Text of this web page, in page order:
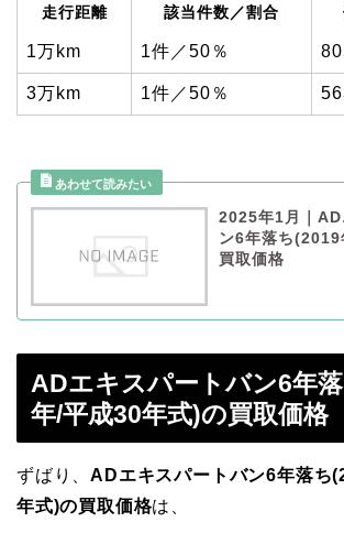
走行距離 該当件数／割合
1万km 1件／50％
3万km 1件／50％
2025年1月｜
ン6年落ち
買取価格
ADエキスパートバン6年
年/平成30年式)の買取価格
ずばり、ADエキスパートバン6年落ち
年式)の買取価格は、